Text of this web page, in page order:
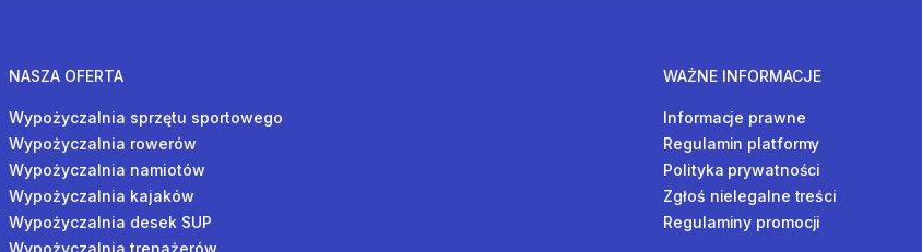
NASZA OFERTA
Wypożyczalnia sprzętu sportowego
Wypożyczalnia rowerów
Wypożyczalnia namiotów
Wypożyczalnia kajaków
Wypożyczalnia desek SUP
Wypożyczalnia trenażerów
WAŻNE INFORMACJE
Informacje prawne
Regulamin platformy
Polityka prywatności
Zgłoś nielegalne treści
Regulaminy promocji